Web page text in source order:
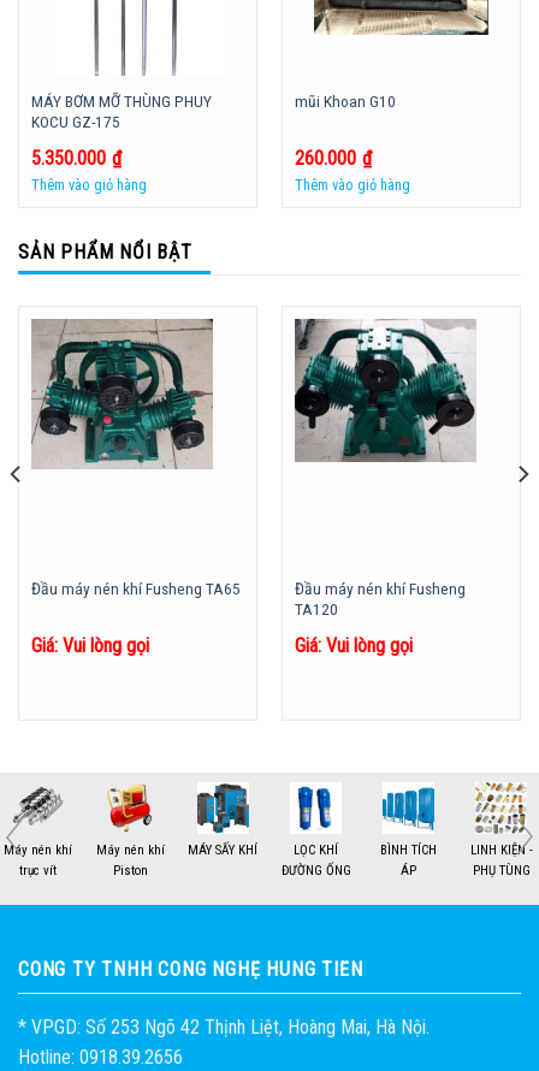
MÁY BƠM MỠ THÙNG PHUY
KOCU GZ-175
5.350.000 ₫
Thêm vào giỏ hàng
mũi Khoan G10
260.000 ₫
Thêm vào giỏ hàng
SẢN PHẨM NỔI BẬT
Đầu máy nén khí Fusheng TA65
Giá: Vui lòng gọi
Đầu máy nén khí Fusheng
TA120
Giá: Vui lòng gọi
MÁY SẤY KHÍ
LỌC KHÍ
ĐƯỜNG ỐNG
BÌNH TÍCH
LINH KIỆN -
PHỤ TÙNG
THIẾT BỊ - KHÍ
NÉN
HỎI ĐÁP
CÔNG TY TNHH CÔNG NGHỆ HÙNG TIẾN
* VPGD: Số 253 Ngõ 42 Thịnh Liệt, Hoàng Mai, Hà Nội.
Hotline: 0918.39.2656